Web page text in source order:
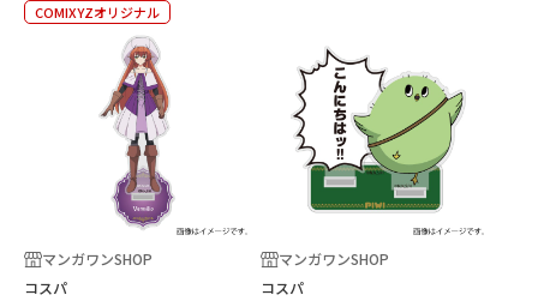
COMIXYZオリジナル
マンガワンSHOP
コスパ
マンガワンSHOP
コスパ